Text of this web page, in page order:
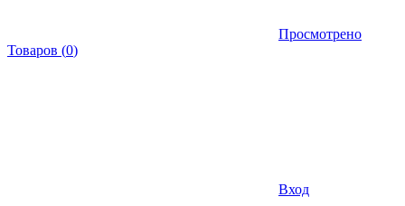
Просмотрено
Товаров (0)
Вход